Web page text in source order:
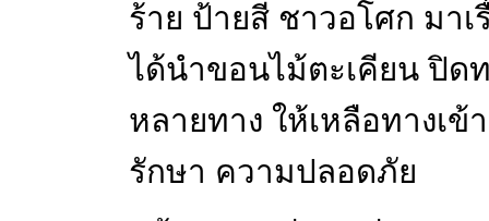
ร้าย ป้ายสี ชาวอโศก มา
ได้นำขอนไม้ตะเคียน ปิด
หลายทาง ให้เหลือทางเข้
รักษา ความปลอดภัย